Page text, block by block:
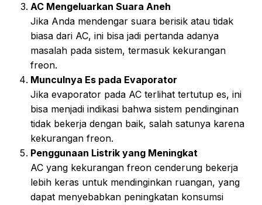
AC Mengeluarkan Suara Aneh
Jika Anda mendengar suara berisik atau tidak
biasa dari AC, ini bisa jadi pertanda adanya
masalah pada sistem, termasuk kekurangan
freon.
Munculnya Es pada Evaporator
Jika evaporator pada AC terlihat tertutup es, ini
bisa menjadi indikasi bahwa sistem pendinginan
tidak bekerja dengan baik, salah satunya karena
kekurangan freon.
Penggunaan Listrik yang Meningkat
AC yang kekurangan freon cenderung bekerja
lebih keras untuk mendinginkan ruangan, yang
dapat menyebabkan peningkatan konsumsi